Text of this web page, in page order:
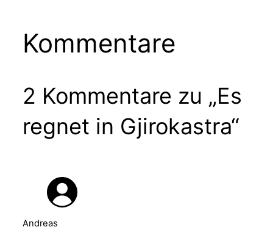
Kommentare
2 Kommentare zu „Es
regnet in Gjirokastra“
Andreas